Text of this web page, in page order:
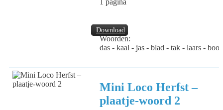
Download
Woorden:
das - kaal - jas - blad - tak - laars -
Mini Loco Herfst –
plaatje-woord 2